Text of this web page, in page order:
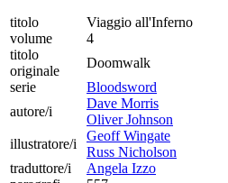
titolo
Viaggio all'Inferno
volume
4
titolo
originale
Doomwalk
serie
Bloodsword
autore/i
Dave Morris
Oliver Johnson
illustratore/i
Geoff Wingate
Russ Nicholson
traduttore/i
Angela Izzo